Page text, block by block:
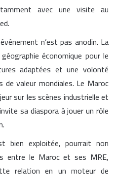
avec une visite au
n’est pas anodin. La
économique pour le
adaptées et une volonté
de valeur mondiales. Le Maroc
sur les scènes industrielle et
sa diaspora à jouer un rôle
bien exploitée, pourrait non
entre le Maroc et ses MRE,
relation en un moteur de